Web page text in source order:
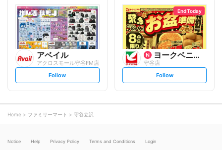
l
o
w
l
o
w
アベイル
アクロスモール守谷FM店
s
l
o
Follow
End Today
ヨークベニマル
守谷店
s
l
Follow
Home ファミリーマート 守谷立沢
Notice Help Privacy Policy Terms and Conditions Login